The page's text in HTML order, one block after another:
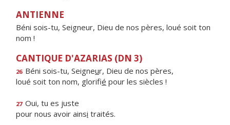
ANTIENNE
Béni sois-tu, Seigneur, Dieu de nos pères, loué soit ton
nom !
CANTIQUE D'AZARIAS (DN 3)
26 Béni sois-tu, Seigneur, Dieu de nos pères,
loué soit ton nom, glorifié pour les siècles !
27 Oui, tu es juste
pour nous avoir ainsi traités.